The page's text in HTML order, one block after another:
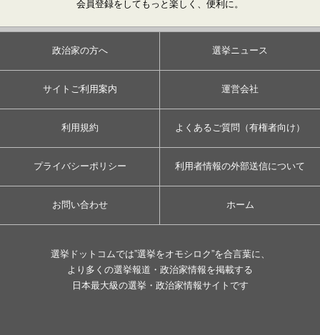
会員登録をしてもっと楽しく、便利に。
政治家の方へ 選挙ニュース
サイトご利用案内 運営会社
利用規約 よくあるご質問（有権者向け）
プライバシーポリシー 利用者情報の外部送信について
お問い合わせ ホーム
選挙ドットコムでは”選挙をオモシロク”を合言葉に、
より多くの選挙報道・政治家情報を掲載する
日本最大級の選挙・政治家情報サイトです